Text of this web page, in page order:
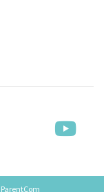
ParentCom